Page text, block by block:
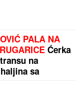
PALA NA
Ćerka
na
sa